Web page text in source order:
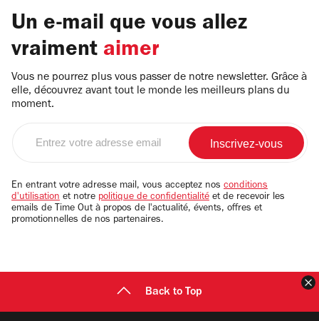
Un e-mail que vous allez
vraiment aimer
Vous ne pourrez plus vous passer de notre newsletter. Grâce à
elle, découvrez avant tout le monde les meilleurs plans du
moment.
email
En entrant votre adresse mail, vous acceptez nos conditions
d'utilisation et notre politique de confidentialité et de recevoir les
emails de Time Out à propos de l'actualité, évents, offres et
promotionnelles de nos partenaires.
Back to Top